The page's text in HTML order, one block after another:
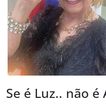
Se é Luz.. não